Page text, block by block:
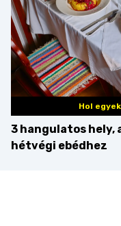
Hol
3 hangulatos hely,
hétvégi ebédhez